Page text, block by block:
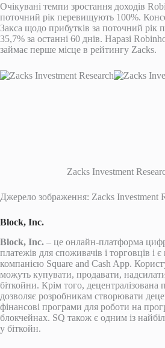
Очікувані темпи зростання доходів
поточний рік перевищують 100%.
Закса щодо прибутків за поточний рік
35,7% за останні 60 днів. Наразі
займає перше місце в рейтингу Zacks.
Zacks Investment
Джерело зображення: Zacks Investment
Block, Inc.
Block, Inc. – це онлайн-платформа
платежів для споживачів і торговців і
компанією Square and Cash App.
можуть купувати, продавати,
біткойни. Крім того, децентралізована
дозволяє розробникам створювати
фінансові програми для роботи на
блокчейнах. SQ також є одним із
у біткойн.